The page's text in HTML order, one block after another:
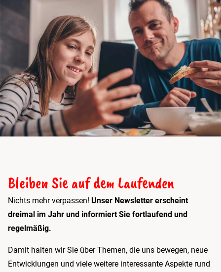
Bleiben Sie auf dem Laufenden
Nichts mehr verpassen! Unser Newsletter erscheint
dreimal im Jahr und informiert Sie fortlaufend und
regelmäßig.
Damit halten wir Sie über Themen, die uns bewegen, neue
Entwicklungen und viele weitere interessante Aspekte rund